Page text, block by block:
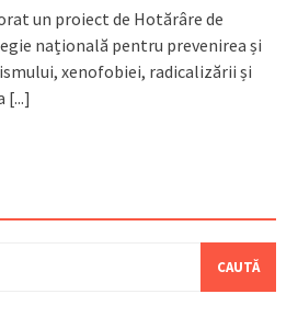
un proiect de Hotărâre de
națională pentru prevenirea și
xenofobiei, radicalizării și
[...]